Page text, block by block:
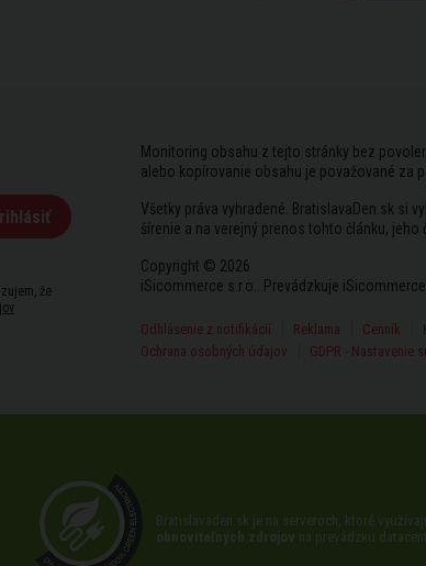
že
Monitoring obsahu z tejto stránky bez
alebo kopírovanie obsahu je považované za
Všetky práva vyhradené. BratislavaDen.sk si
šírenie a na verejný prenos tohto článku,
Copyright © 2026
iSicommerce s.r.o.. Prevádzkuje
Odhlásenie z notifikácií Reklama Cenník
Ochrana osobných údajov
GDPR - Nastavenie
Bratislavaden.sk je na serveroch, ktoré
obnoviteľných zdrojov na prevádzku